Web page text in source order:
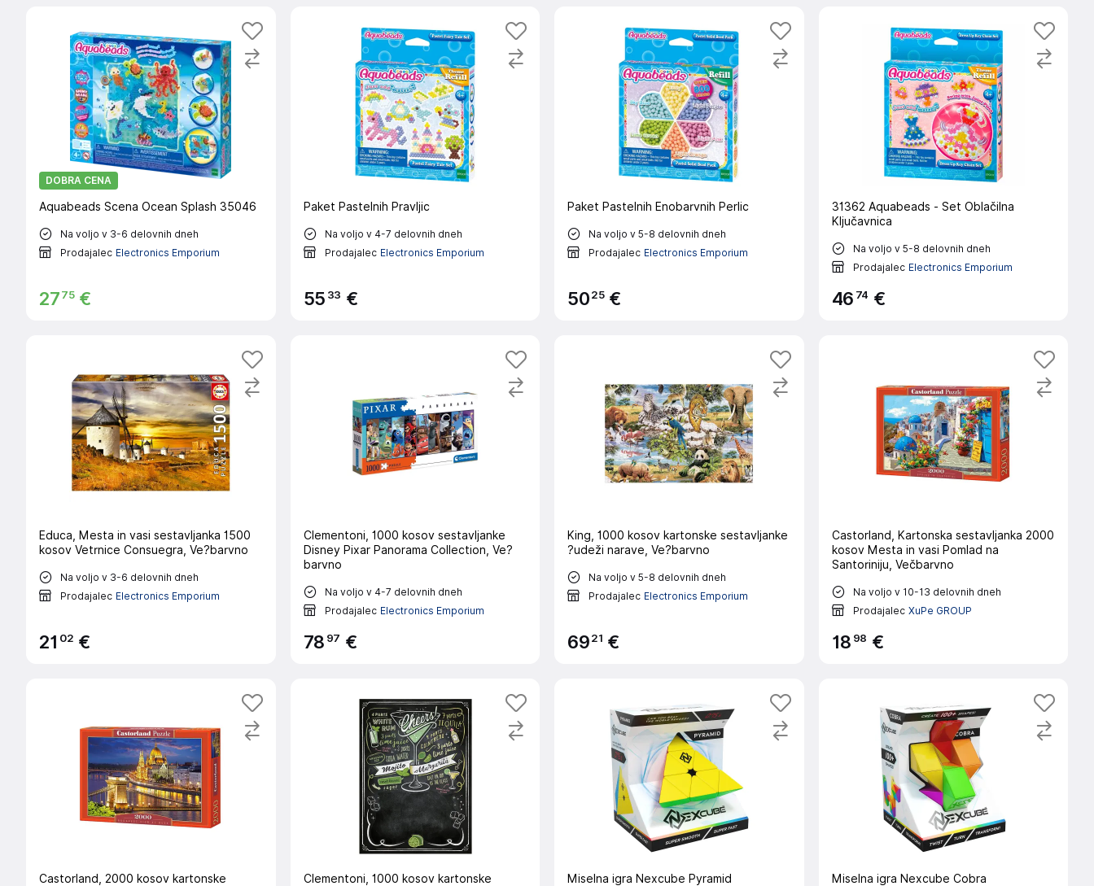
DOBRA CENA
Aquabeads Scena Ocean Splash 35046
Na voljo v 3-6 delovnih dneh
Prodajalec Electronics Emporium
2775 €
Paket Pastelnih Pravljic
Na voljo v 4-7 delovnih dneh
Prodajalec Electronics Emporium
55 33 €
Paket Pastelnih Enobarvnih Perlic
Na voljo v 5-8 delovnih dneh
Prodajalec Electronics Emporium
5025 €
31362 Aquabeads - Set Oblačilna
Ključavnica
Na voljo v 5-8 delovnih dneh
Prodajalec Electronics Emporium
46 74 €
Educa, Mesta in vasi sestavljanka 1500
kosov Vetrnice Consuegra, Ve?barvno
Na voljo v 3-6 delovnih dneh
Prodajalec Electronics Emporium
21 02 €
Clementoni, 1000 kosov sestavljanke
Disney Pixar Panorama Collection, Ve?
barvno
Na voljo v 4-7 delovnih dneh
Prodajalec Electronics Emporium
78 97 €
King, 1000 kosov kartonske sestavljanke
?udeži narave, Ve?barvno
Na voljo v 5-8 delovnih dneh
Prodajalec Electronics Emporium
6921 €
Castorland, Kartonska sestavljanka 2000
kosov Mesta in vasi Pomlad na
Santoriniju, Večbarvno
Na voljo v 10-13 delovnih dneh
Prodajalec XuPe GROUP
18 98 €
Castorland, 2000 kosov kartonske
Clementoni, 1000 kosov kartonske
Miselna igra Nexcube Pyramid Miselna igra Nexcube Cobra